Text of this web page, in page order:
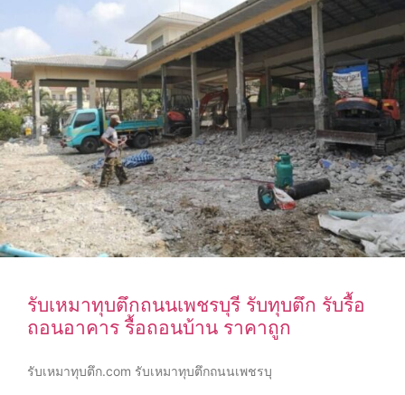
รับเหมาทุบตึกถนนเพชรบุรี รับทุบตึก รับรื้อ
ถอนอาคาร รื้อถอนบ้าน ราคาถูก
รับเหมาทุบตึก.com รับเหมาทุบตึกถนนเพชรบุ